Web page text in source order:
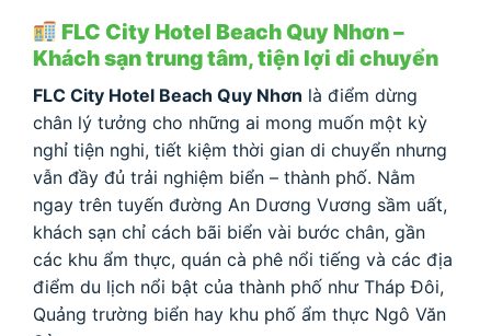
FLC City Hotel Beach Quy Nhơn –
Khách sạn trung tâm, tiện lợi di chuyển
FLC City Hotel Beach Quy Nhơn là điểm dừng
chân lý tưởng cho những ai mong muốn một kỳ
nghỉ tiện nghi, tiết kiệm thời gian di chuyển nhưng
vẫn đầy đủ trải nghiệm biển – thành phố. Nằm
ngay trên tuyến đường An Dương Vương sầm uất,
khách sạn chỉ cách bãi biển vài bước chân, gần
các khu ẩm thực, quán cà phê nổi tiếng và các địa
điểm du lịch nổi bật của thành phố như Tháp Đôi,
Quảng trường biển hay khu phố ẩm thực Ngô Văn